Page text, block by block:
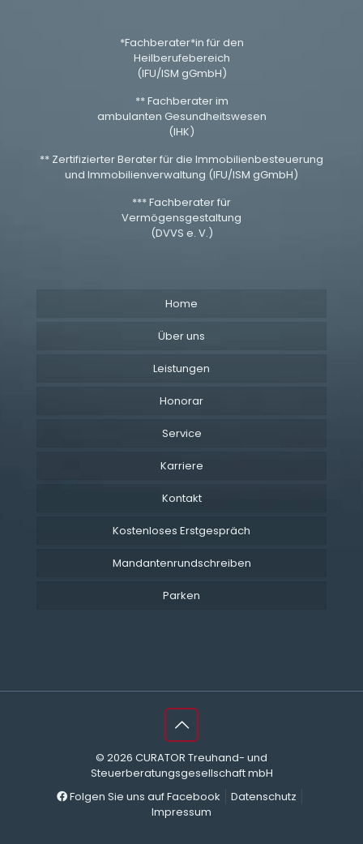
*Fachberater*in für den
Heilberufebereich
(IFU/ISM gGmbH)
** Fachberater im
ambulanten Gesundheitswesen
(IHK)
** Zertifizierter Berater für die Immobilienbesteuerung
und Immobilienverwaltung (IFU/ISM gGmbH)
*** Fachberater für
Vermögensgestaltung
(DVVS e. V.)
Home
Über uns
Leistungen
Honorar
Service
Karriere
Kontakt
Kostenloses Erstgespräch
Mandantenrundschreiben
Parken
© 2026 CURATOR Treuhand- und
Steuerberatungsgesellschaft mbH
Folgen Sie uns auf Facebook
Datenschutz
Impressum